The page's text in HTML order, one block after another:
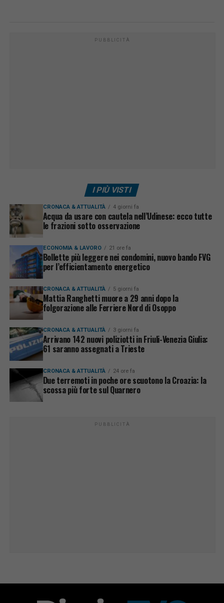
PUBBLICITÀ
I PIÙ VISTI
CRONACA & ATTUALITÀ 4 giorni fa
Acqua da usare con cautela nell’Udinese: ecco tutte
le frazioni sotto osservazione
ECONOMIA & LAVORO 21 ore fa
Bollette più leggere nei condomini, nuovo bando FVG
per l’efficientamento energetico
CRONACA & ATTUALITÀ 5 giorni fa
Mattia Ranghetti muore a 29 anni dopo la
folgorazione alle Ferriere Nord di Osoppo
CRONACA & ATTUALITÀ 3 giorni fa
Arrivano 142 nuovi poliziotti in Friuli-Venezia Giulia:
61 saranno assegnati a Trieste
CRONACA & ATTUALITÀ 24 ore fa
Due terremoti in poche ore scuotono la Croazia: la
scossa più forte sul Quarnero
PUBBLICITÀ